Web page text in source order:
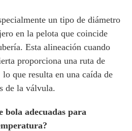
un tipo de diámetro
en la pelota que coincide
Esta alineación cuando
proporciona una ruta de
que resulta en una caída de
de la válvula.
bola adecuadas para